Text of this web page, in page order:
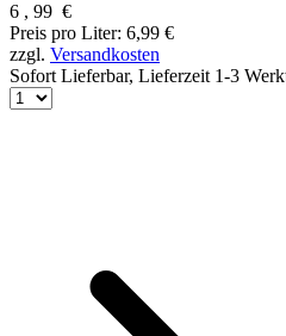
6 , 99 €
Preis pro Liter: 6,99 €
zzgl. Versandkosten
Sofort Lieferbar, Lieferzeit 1-3